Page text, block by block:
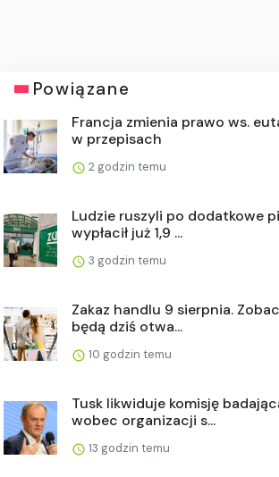
Powiązane
Francja zmienia prawo ws.
w przepisach
2 godzin temu
Ludzie ruszyli po dodatkowe
wypłacił już 1,9 ...
3 godzin temu
Zakaz handlu 9 sierpnia.
będą dziś otwa...
10 godzin temu
Tusk likwiduje komisję
wobec organizacji s...
13 godzin temu